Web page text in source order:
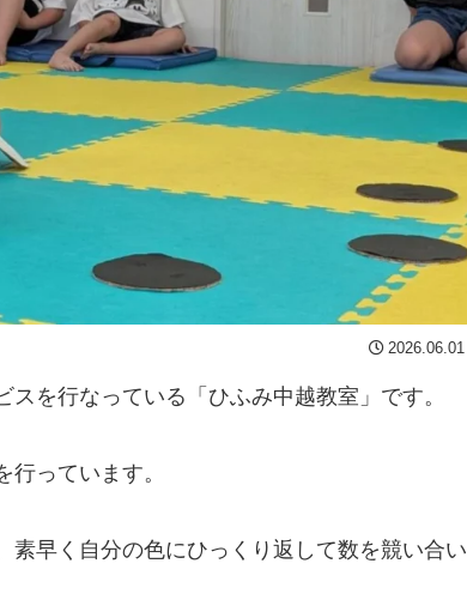
2026.06.01
を行なっている「ひふみ中越教室」です。
っています。
早く自分の色にひっくり返して数を競い合い